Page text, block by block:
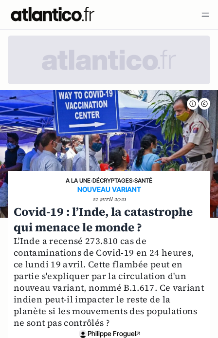
A LA UNE›DÉCRYPTAGES›SANTÉ
NOUVEAU VARIANT
21 avril 2021
Covid-19 : l’Inde, la catastrophe
qui menace le monde ?
L'Inde a recensé 273.810 cas de
contaminations de Covid-19 en 24 heures,
ce lundi 19 avril. Cette flambée peut en
partie s'expliquer par la circulation d'un
nouveau variant, nommé B.1.617. Ce variant
indien peut-il impacter le reste de la
planète si les mouvements des populations
ne sont pas contrôlés ?
Philippe Froguel